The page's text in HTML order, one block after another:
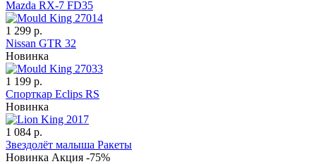
Mazda RX-7 FD35
1 299 р.
Nissan GTR 32
Новинка
1 199 р.
Спорткар Eclips RS
Новинка
1 084 р.
Звездолёт малыша Ракеты
Новинка Акция -75%